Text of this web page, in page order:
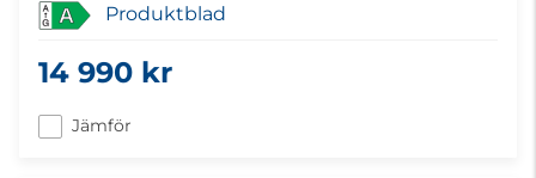
A Produktblad
14 990 kr
Jämför